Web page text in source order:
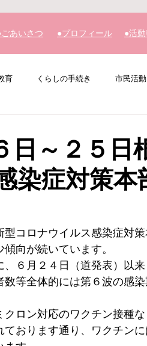
ごあいさつ ​●プロフィール ​●活
育 くらしの手続き 市民活動
日～２５日
染症対策本
コロナウイルス感染症対
向が続いています。
、６月２４日（道発表）以
等全体的には第６波の感
ロン対応のワクチン接種
おります通り、ワクチン